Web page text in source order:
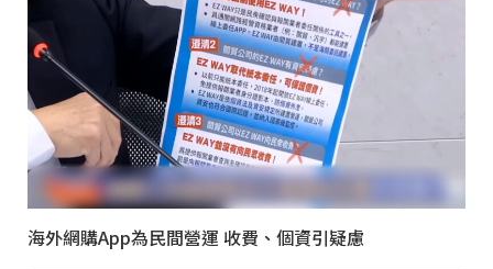
海外網購App為民間營運 收費、個資引疑慮